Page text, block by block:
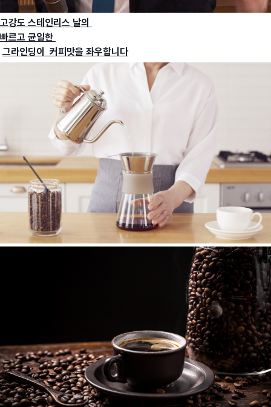
고강도 스테인리스 날의
빠르고 균일한
그라인딩이 커피맛을 좌우합니다